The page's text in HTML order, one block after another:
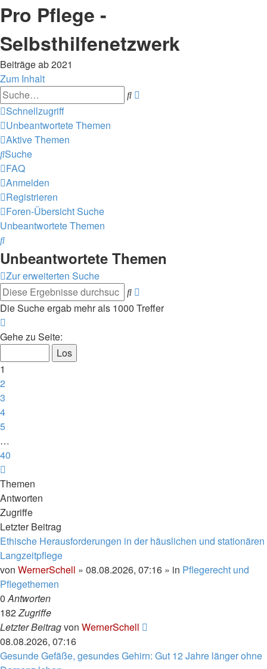
Pro Pflege -
Selbsthilfenetzwerk
Beiträge ab 2021
Zum Inhalt
Suche
Schnellzugriff
Unbeantwortete Themen
Aktive Themen
Suche
FAQ
Anmelden
Registrieren
Foren-ÜbersichtSuche
Unbeantwortete Themen
Suche
Unbeantwortete Themen
Zur erweiterten Suche
Suche
Suche
Die Suche ergab mehr als 1000 Treffer
1
40
Gehe zu Seite:
1
2
3
4
5
…
40
Themen
Antworten
Zugriffe
Letzter Beitrag
Ethische Herausforderungen in der häuslichen und stationären
Langzeitpflege
von WernerSchell » 08.08.2026, 07:16 » in Pflegerecht und
Pflegethemen
0Antworten
182Zugriffe
Letzter Beitragvon WernerSchell
08.08.2026, 07:16
Gesunde Gefäße, gesundes Gehirn: Gut 12 Jahre länger ohne